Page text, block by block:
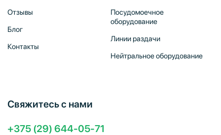
Отзывы
Блог
Контакты
Посудомоечное
оборудование
Линии раздачи
Нейтральное оборудование
Свяжитесь с нами
+375 (29) 644-05-71